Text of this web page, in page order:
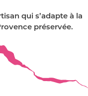
qui s’adapte à la
préservée.